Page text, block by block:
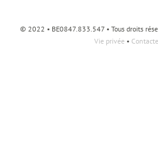
© 2022 • BE0847.833.547 • Tous droits
Vie privée•